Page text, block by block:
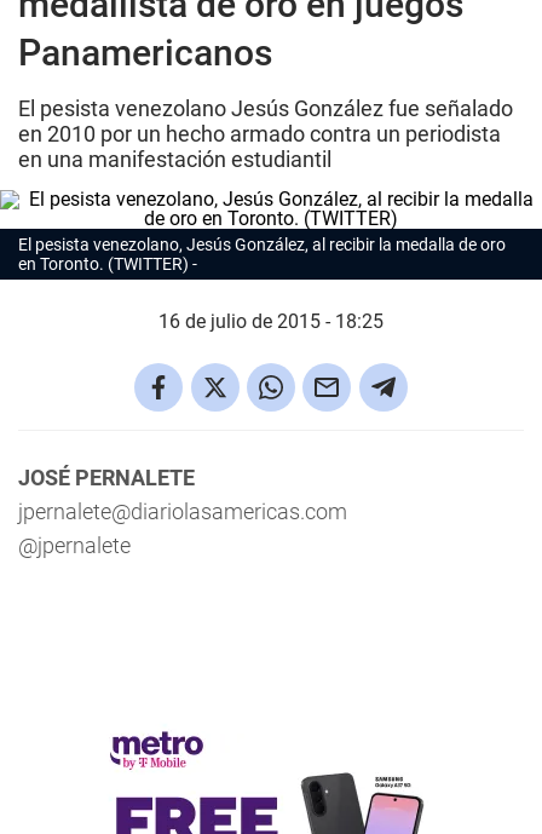
Panamericanos
El pesista venezolano Jesús González fue señalado
en 2010 por un hecho armado contra un periodista
en una manifestación estudiantil
El pesista venezolano, Jesús González, al recibir la medalla de oro
en Toronto. (TWITTER)
16 de julio de 2015 - 18:25
JOSÉ PERNALETE
jpernalete@diariolasamericas.com
@jpernalete